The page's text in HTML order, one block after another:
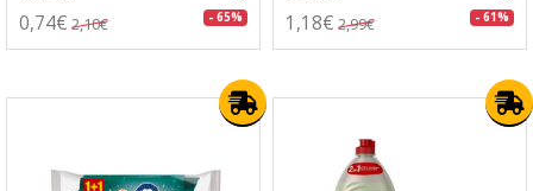
0,74€ 2,10€ - 65% 1,18€ 2,99€ - 61%